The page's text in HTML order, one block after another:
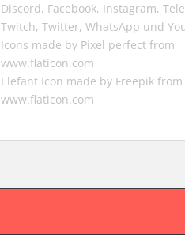
Discord, Facebook, Instagram,
Twitch, Twitter, WhatsApp und
Icons made by Pixel perfect from
www.flaticon.com
Elefant Icon made by Freepik from
www.flaticon.com